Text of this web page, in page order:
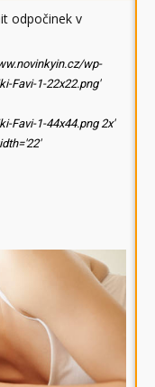
odpočinek v
wp-
Favi-1-22x22.png'
Favi-1-44x44.png 2x'